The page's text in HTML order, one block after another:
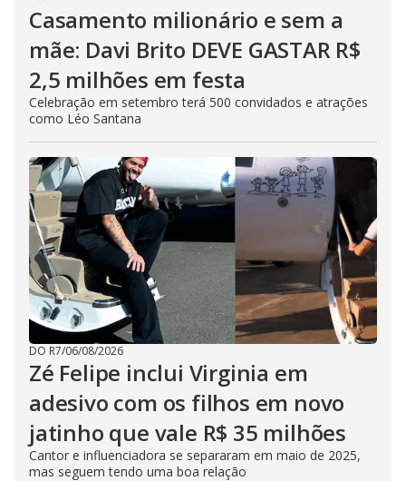
Casamento milionário e sem a
mãe: Davi Brito DEVE GASTAR R$
2,5 milhões em festa
Celebração em setembro terá 500 convidados e atrações
como Léo Santana
DO R7/06/08/2026
Zé Felipe inclui Virginia em
adesivo com os filhos em novo
jatinho que vale R$ 35 milhões
Cantor e influenciadora se separaram em maio de 2025,
mas seguem tendo uma boa relação